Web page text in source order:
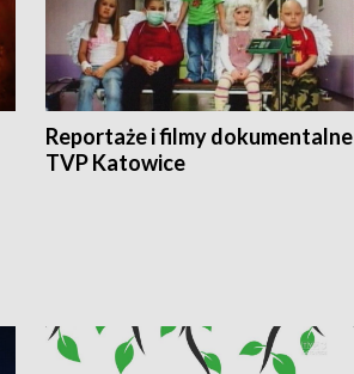
Reportaże i filmy dokumentalne
TVP Katowice